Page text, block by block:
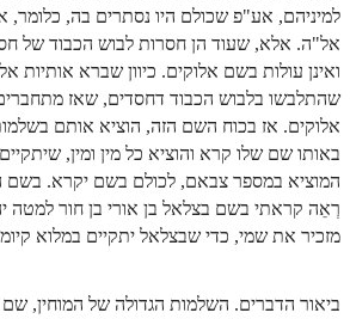
למיניהם, אע"פ שכולם היו נסתרים בה, כלומר,
אל"ה. אלא, שעוד הן חסרות לבוש הכבוד של
ואינן עולות בשם אלוקים. כיוון שברא אותיות
שהתלבשו בלבוש הכבוד דחסדים, שאז
אלוקים. אז בכוח השם הזה, הוציא אותם
באותו שם שלו קרא והוציא כל מין ומין,
המוציא במספר צבאם, לכולם בשם יקרא.
רְאֵה קראתי בשם בצלאל בן אורי בן חור למטה
מזכיר את שמי, כדי שבצלאל יתקיים במלוא
ביאור הדברים. השלמות הגדולה של המוחין,